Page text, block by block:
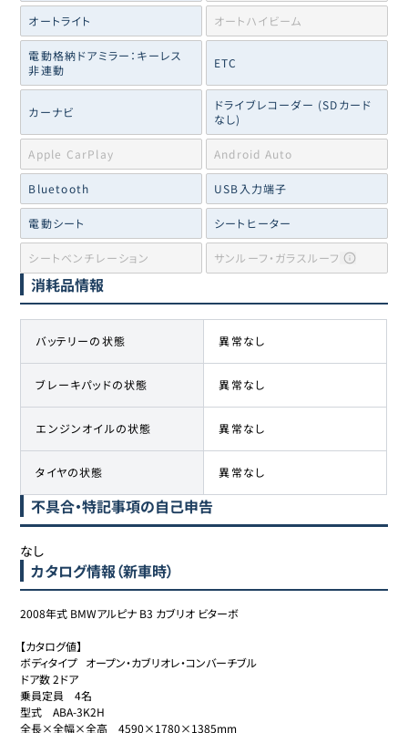
オートライト オートハイビーム
電動格納ドアミラー：キーレス
非連動
ETC
カーナビ
ドライブレコーダー (SDカード
なし)
Apple CarPlay Android Auto
Bluetooth USB入力端子
電動シート シートヒーター
シートベンチレーション サンルーフ・ガラスルーフ
消耗品情報
バッテリーの状態 異常なし
ブレーキパッドの状態 異常なし
エンジンオイルの状態 異常なし
タイヤの状態 異常なし
不具合・特記事項の自己申告
なし
カタログ情報（新車時）
2008年式 BMWアルピナ B3 カブリオ ビターボ
【カタログ値】
ボディタイプ	オープン・カブリオレ・コンバーチブル
ドア数	2ドア
乗員定員	4名
型式	ABA-3K2H
全長×全幅×全高	4590×1780×1385mm